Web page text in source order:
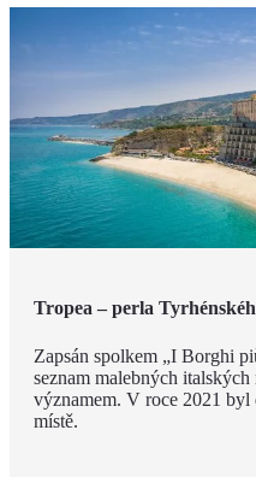
Tropea – perla
Zapsán spolkem „I Borghi
seznam malebných
významem. V roce 2021 byl
místě.